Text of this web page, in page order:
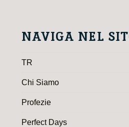
NAVIGA NEL
TR
Chi Siamo
Profezie
Perfect Days